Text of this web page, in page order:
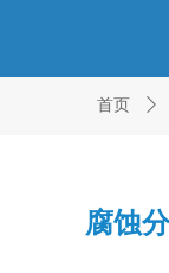
腐蚀
首页 ꄲ